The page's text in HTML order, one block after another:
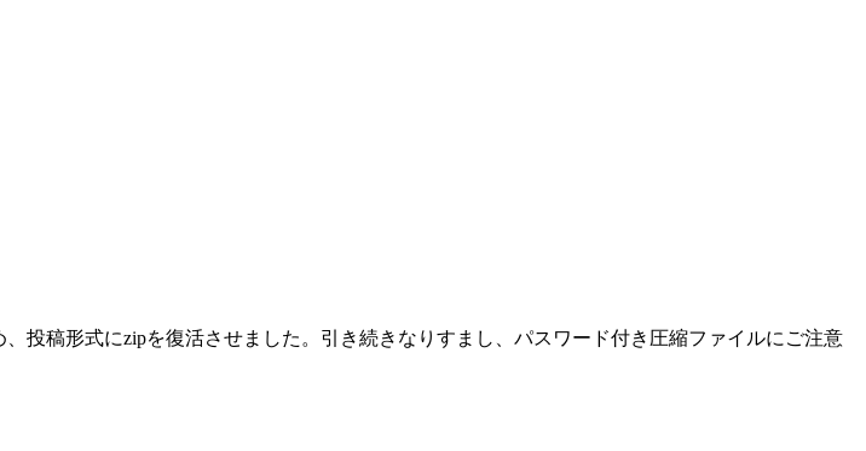
投稿形式にzipを復活させました。引き続きなりすまし、パスワード付き圧縮ファイルにご注意